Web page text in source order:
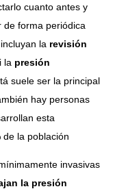
cuanto antes y
de forma periódica
la revisión
la presión
suele ser la principal
hay personas
esta
la población
invasivas
la presión